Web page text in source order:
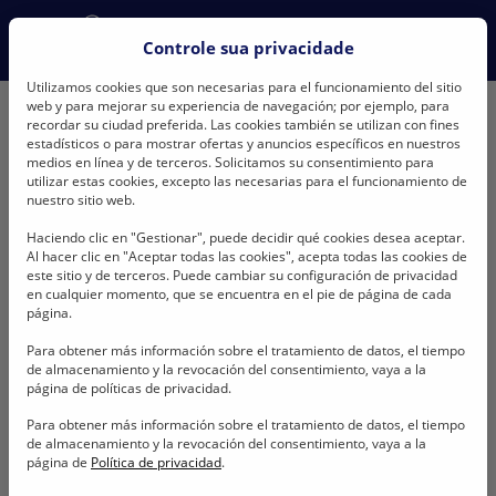
Would you like to change your language?
No, stay here
English
Vaga: Analista de T.I
Lorem ipsum dolor sit amet, consectetur adipiscing elit, sed do
eiusmod tempor incididunt ut labore et dolore magna aliqua.
Compartir
Controle sua privacidade
Utilizamos cookies que son necesarias para el funcionamiento del sitio
web y para mejorar su experiencia de navegación; por ejemplo, para
recordar su ciudad preferida. Las cookies también se utilizan con fines
estadísticos o para mostrar ofertas y anuncios específicos en nuestros
medios en línea y de terceros. Solicitamos su consentimiento para
utilizar estas cookies, excepto las necesarias para el funcionamiento de
nuestro sitio web.
Haciendo clic en "Gestionar", puede decidir qué cookies desea aceptar.
Al hacer clic en "Aceptar todas las cookies", acepta todas las cookies de
este sitio y de terceros. Puede cambiar su configuración de privacidad
en cualquier momento, que se encuentra en el pie de página de cada
página.
Para obtener más información sobre el tratamiento de datos, el tiempo
de almacenamiento y la revocación del consentimiento, vaya a la
página de políticas de privacidad.
Para obtener más información sobre el tratamiento de datos, el tiempo
de almacenamiento y la revocación del consentimiento, vaya a la
página de Política de privacidad.